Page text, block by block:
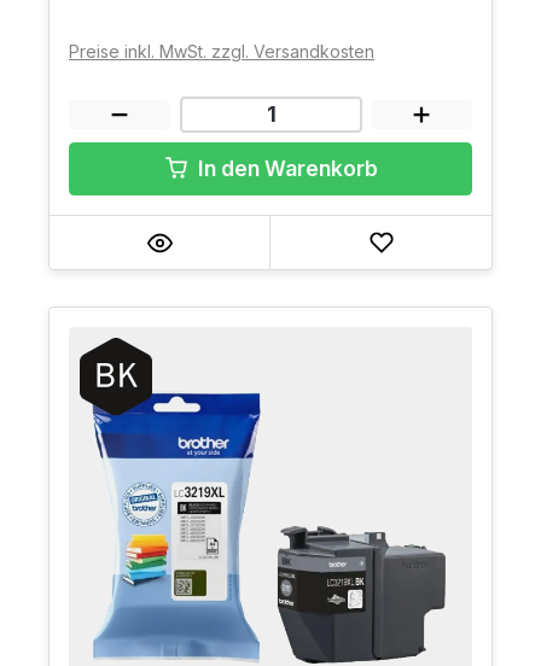
Preise inkl. MwSt. zzgl. Versandkosten
In den Warenkorb